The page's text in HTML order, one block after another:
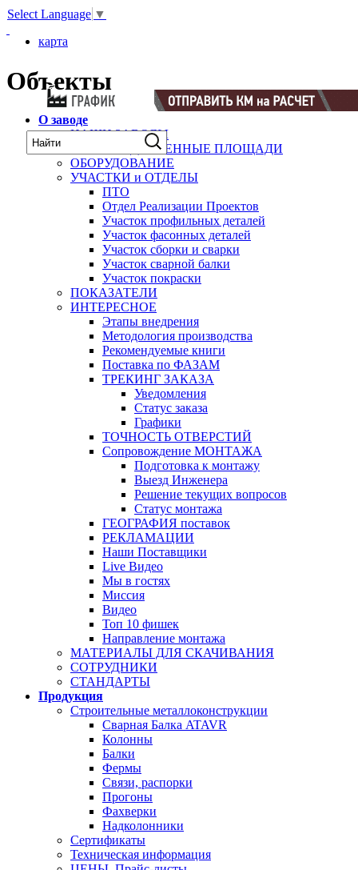
Select Language ▼
карта
Объекты
О заводе
НАШИ ЗАВОДЫ
ПРОИЗВОДСТВЕННЫЕ ПЛОЩАДИ
ОБОРУДОВАНИЕ
УЧАСТКИ и ОТДЕЛЫ
ПТО
Отдел Реализации Проектов
Участок профильных деталей
Участок фасонных деталей
Участок сборки и сварки
Участок сварной балки
Участок покраски
ПОКАЗАТЕЛИ
ИНТЕРЕСНОЕ
Этапы внедрения
Методология производства
Рекомендуемые книги
Поставка по ФАЗАМ
ТРЕКИНГ ЗАКАЗА
Уведомления
Статус заказа
Графики
ТОЧНОСТЬ ОТВЕРСТИЙ
Сопровождение МОНТАЖА
Подготовка к монтажу
Выезд Инженера
Решение текущих вопросов
Статус монтажа
ГЕОГРАФИЯ поставок
РЕКЛАМАЦИИ
Наши Поставщики
Live Видео
Мы в гостях
Миссия
Видео
Топ 10 фишек
Направление монтажа
МАТЕРИАЛЫ ДЛЯ СКАЧИВАНИЯ
СОТРУДНИКИ
СТАНДАРТЫ
Продукция
Строительные металлоконструкции
Сварная Балка ATAVR
Колонны
Балки
Фермы
Связи, распорки
Прогоны
Фахверки
Надколонники
Сертификаты
Техническая информация